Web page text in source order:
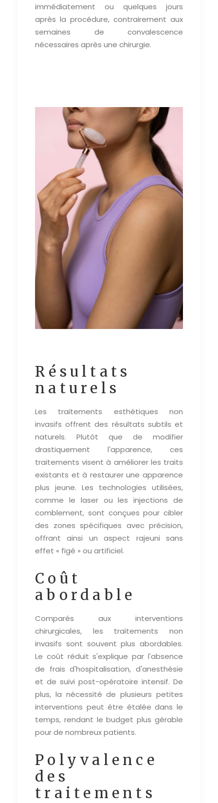
immédiatement ou quelques jours
après la procédure, contrairement aux
semaines de convalescence
nécessaires après une chirurgie.
Résultats
naturels
Les traitements esthétiques non
invasifs offrent des résultats subtils et
naturels. Plutôt que de modifier
drastiquement l'apparence, ces
traitements visent à améliorer les traits
existants et à restaurer une apparence
plus jeune. Les technologies utilisées,
comme le laser ou les injections de
comblement, sont conçues pour cibler
des zones spécifiques avec précision,
offrant ainsi un aspect rajeuni sans
effet « figé » ou artificiel.
Coût
abordable
Comparés aux interventions
chirurgicales, les traitements non
invasifs sont souvent plus abordables.
Le coût réduit s'explique par l'absence
de frais d'hospitalisation, d'anesthésie
et de suivi post-opératoire intensif. De
plus, la nécessité de plusieurs petites
interventions peut être étalée dans le
temps, rendant le budget plus gérable
pour de nombreux patients.
Polyvalence
des
traitements